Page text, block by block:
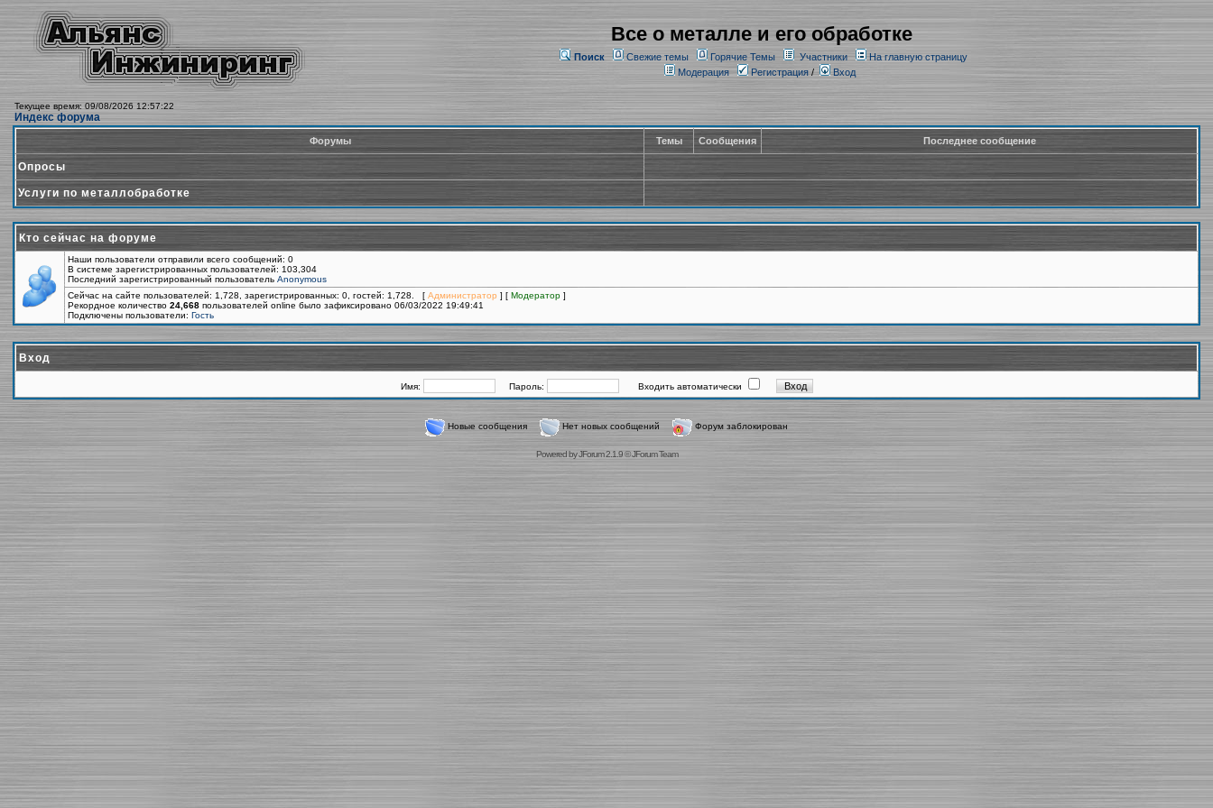
Все о металле и его обработке
Поиск Свежие темы Горячие Темы Участники
На главную страницу
Модерация
Регистрация/ Вход
Текущее время: 09/08/2026 12:57:22
Индекс форума
Форумы Темы Сообщения Последнее сообщение
Опросы
Услуги по металлобработке
Кто сейчас на форуме
Наши пользователи отправили всего сообщений: 0
В системе зарегистрированных пользователей: 103,304
Последний зарегистрированный пользователь Anonymous
Сейчас на сайте пользователей: 1,728, зарегистрированных: 0, гостей: 1,728. [ Администратор ] [ Модератор ]
Рекордное количество 24,668 пользователей online было зафиксировано 06/03/2022 19:49:41
Подключены пользователи: Гость
Вход
Имя: Пароль: Входить автоматически
Новые сообщения Нет новых сообщений Форум заблокирован
Powered byJForum 2.1.9©JForum Team